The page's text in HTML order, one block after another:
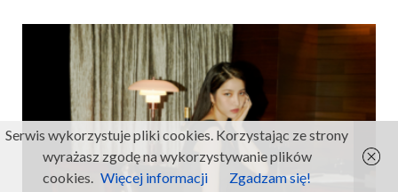
Serwis wykorzystuje pliki cookies. Korzystając ze strony
wyrażasz zgodę na wykorzystywanie plików
cookies. Więcej informacji Zgadzam się!